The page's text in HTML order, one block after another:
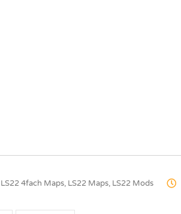
LS22 4fach Maps, LS22 Maps, LS22 Mods